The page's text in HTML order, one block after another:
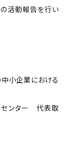
活動報告を行い
小企業における
ター 代表取